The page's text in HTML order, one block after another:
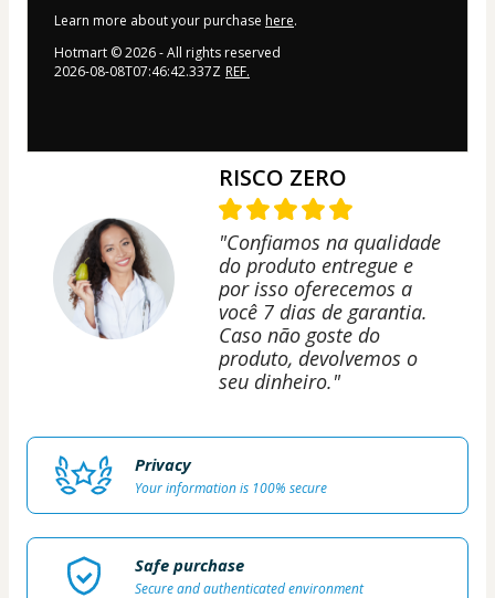
Learn more about your purchase here.
Hotmart ©2026- All rights reserved
2026-08-08T07:46:42.337Z REF.
RISCO ZERO
"Confiamos na qualidade
do produto entregue e
por isso oferecemos a
você 7 dias de garantia.
Caso não goste do
produto, devolvemos o
seu dinheiro."
Privacy
Your information is 100% secure
Safe purchase
Secure and authenticated environment